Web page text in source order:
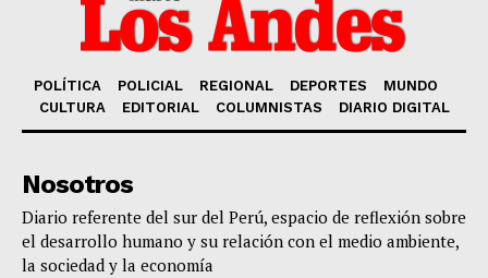
POLÍTICA POLICIAL REGIONAL DEPORTES
MUNDO
CULTURA
EDITORIAL COLUMNISTAS DIARIO DIGITAL
Nosotros
Diario referente del sur del Perú, espacio de reflexión sobre
el desarrollo humano y su relación con el medio ambiente,
la sociedad y la economía